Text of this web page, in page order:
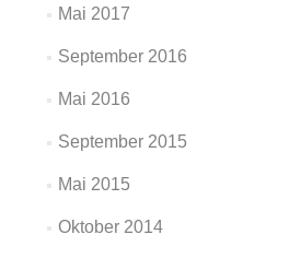
Mai 2017
September 2016
Mai 2016
September 2015
Mai 2015
Oktober 2014